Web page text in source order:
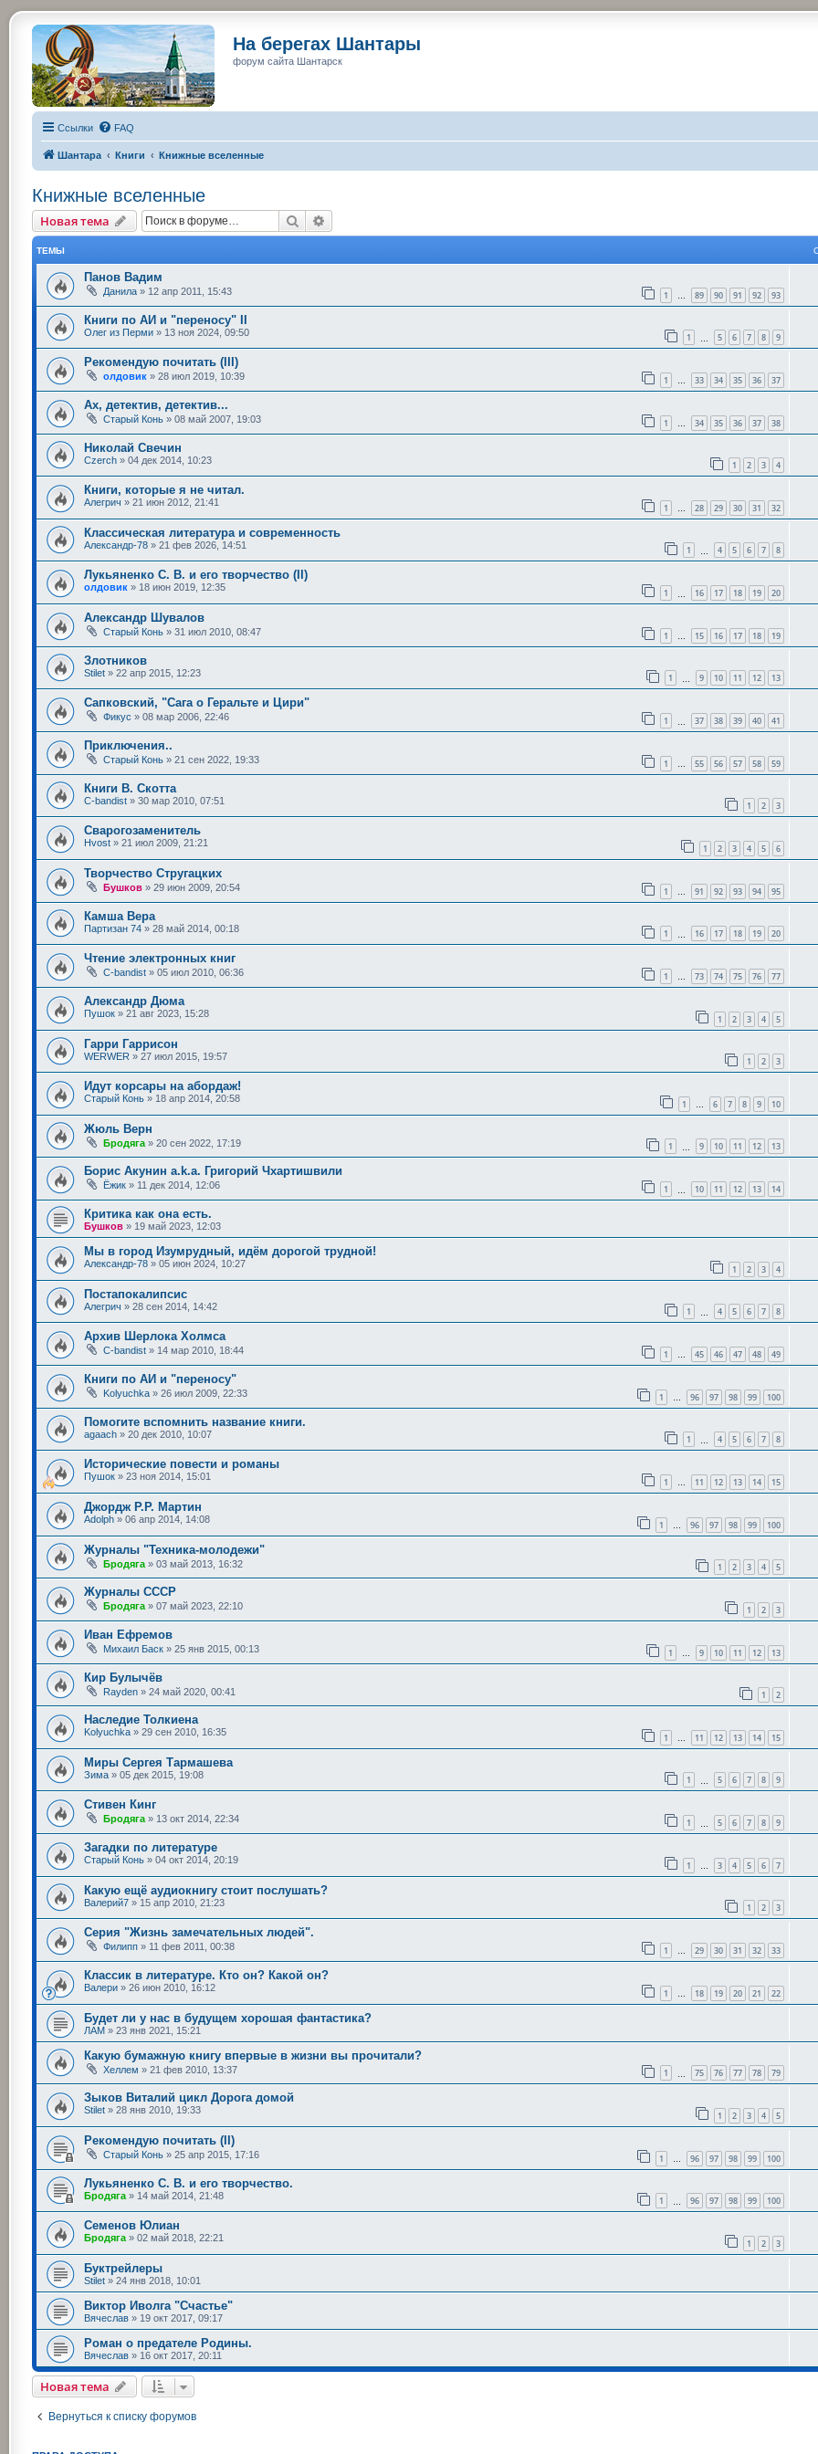
На берегах Шантары
форум сайта Шантарск
Ссылки FAQ
Шантара Книги Книжные вселенные
Книжные вселенные
Новая тема Поиск
ТЕМЫ
Панов Вадим
Данила » 12 апр 2011, 15:43 1 … 89 90 91 92 93
Книги по АИ и "переносу" II
Олег из Перми » 13 ноя 2024, 09:50 1 5 6 7 8 9
Рекомендую почитать (III)
олдовик » 28 июл 2019, 10:39 1 … 33 34 35 36 37
Ах, детектив, детектив...
Старый Конь » 08 май 2007, 19:03 1 … 34 35 36 37 38
Николай Свечин
Czerch » 04 дек 2014, 10:23 1 2 3 4
Книги, которые я не читал.
Алегрич » 21 июн 2012, 21:41 1 … 28 29 30 31 32
Классическая литература и современность
Александр-78 » 21 фев 2026, 14:51 1 4 5 6 7 8
Лукьяненко С. В. и его творчество (II)
олдовик » 18 июн 2019, 12:35 1 16 17 18 19 20
Александр Шувалов
Старый Конь » 31 июл 2010, 08:47 1 … 15 16 17 18 19
Злотников
Stilet » 22 апр 2015, 12:23 1 9 10 11 12 13
Сапковский, "Сага о Геральте и Цири"
Фикус » 08 мар 2006, 22:46 1 37 38 39 40 41
Приключения..
Старый Конь » 21 сен 2022, 19:33 1 … 55 56 57 58 59
Книги В. Скотта
C-bandist » 30 мар 2010, 07:51 1 2 3
Сварогозаменитель
Hvost » 21 июл 2009, 21:21 1 2 3 4 5 6
Творчество Стругацких
Бушков » 29 июн 2009, 20:54 1 … 91 92 93 94 95
Камша Вера
Партизан 74 » 28 май 2014, 00:18 1 16 17 18 19 20
Чтение электронных книг
C-bandist » 05 июл 2010, 06:36 1 … 73 74 75 76 77
Александр Дюма
Пушок » 21 авг 2023, 15:28 1 2 3 4 5
Гарри Гаррисон
WERWER » 27 июл 2015, 19:57 1 2 3
Идут корсары на абордаж!
Старый Конь » 18 апр 2014, 20:58 1 … 6 7 8 9 10
Жюль Верн
Бродяга » 20 сен 2022, 17:19 1 9 10 11 12 13
Борис Акунин a.k.a. Григорий Чхартишвили
Ёжик » 11 дек 2014, 12:06 1 10 11 12 13 14
Критика как она есть.
Бушков » 19 май 2023, 12:03
Мы в город Изумрудный, идём дорогой трудной!
Александр-78 » 05 июн 2024, 10:27 1 2 3 4
Постапокалипсис
Алегрич » 28 сен 2014, 14:42 1 4 5 6 7 8
Архив Шерлока Холмса
C-bandist » 14 мар 2010, 18:44 1 … 45 46 47 48 49
Книги по АИ и "переносу"
Kolyuchka » 26 июл 2009, 22:33 1 … 96 97 98 99 100
Помогите вспомнить название книги.
agaach » 20 дек 2010, 10:07 1 4 5 6 7 8
Исторические повести и романы
Пушок » 23 ноя 2014, 15:01 1 … 11 12 13 14 15
Джордж Р.Р. Мартин
Adolph » 06 апр 2014, 14:08 1 … 96 97 98 99 100
Журналы "Техника-молодежи"
Бродяга » 03 май 2013, 16:32 1 2 3 4 5
Журналы СССР
Бродяга » 07 май 2023, 22:10 1 2 3
Иван Ефремов
Михаил Баск » 25 янв 2015, 00:13 1 9 10 11 12 13
Кир Булычёв
Rayden » 24 май 2020, 00:41 1 2
Наследие Толкиена
Kolyuchka » 29 сен 2010, 16:35 1 … 11 12 13 14 15
Миры Сергея Тармашева
Зима » 05 дек 2015, 19:08 1 5 6 7 8 9
Стивен Кинг
Бродяга» 13 окт 2014, 22:34 1 5 6 7 8 9
Загадки по литературе
Старый Конь » 04 окт 2014, 20:19 1 … 3 4 5 6 7
Какую ещё аудиокнигу стоит послушать?
Валерий7 » 15 апр 2010, 21:23 1 2 3
Серия "Жизнь замечательных людей".
Филипп » 11 фев 2011, 00:38 1 … 29 30 31 32 33
Классик в литературе. Кто он? Какой он?
Валери » 26 июн 2010, 16:12 1 … 18 19 20 21 22
Будет ли у нас в будущем хорошая фантастика?
ЛАМ » 23 янв 2021, 15:21
Какую бумажную книгу впервые в жизни вы прочитали?
Хеллем » 21 фев 2010, 13:37 1 75 76 77 78 79
Зыков Виталий цикл Дорога домой
Stilet » 28 янв 2010, 19:33 1 2 3 4 5
Рекомендую почитать (II)
Старый Конь » 25 апр 2015, 17:16 1 … 96 97 98 99 100
Лукьяненко С. В. и его творчество.
Бродяга » 14 май 2014, 21:48 1 96 97 98 99 100
Семенов Юлиан
Бродяга » 02 май 2018, 22:21 1 2 3
Буктрейлеры
Stilet » 24 янв 2018, 10:01
Виктор Иволга "Счастье"
Вячеслав » 19 окт 2017, 09:17
Роман о предателе Родины.
Вячеслав » 16 окт 2017, 20:11
Новая тема
Вернуться к списку форумов